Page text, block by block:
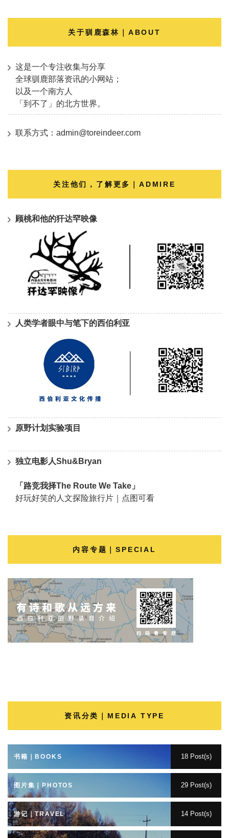
关于驯鹿森林｜ABOUT
这是一个专注收集与分享
全球驯鹿部落资讯的小网站；
以及一个南方人
「到不了」的北方世界。
联系方式：admin@toreindeer.com
关注他们，了解更多｜ADMIRE
顾桃和他的犴达罕映像
人类学者眼中与笔下的西伯利亚
原野计划实验项目
独立电影人Shu&Bryan
「路竞我择The Route We Take」
好玩好笑的人文探险旅行片｜点图可看
内容专题｜SPECIAL
资讯分类｜MEDIA TYPE
书籍｜BOOKS 18 Post(s)
图片集｜PHOTOS 29 Post(s)
游记｜TRAVEL 14 Post(s)